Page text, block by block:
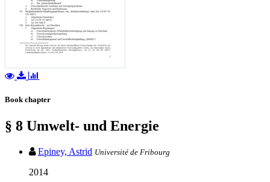
Book chapter
§ 8 Umwelt- und Energie
Epiney, Astrid Université de Fribourg
2014